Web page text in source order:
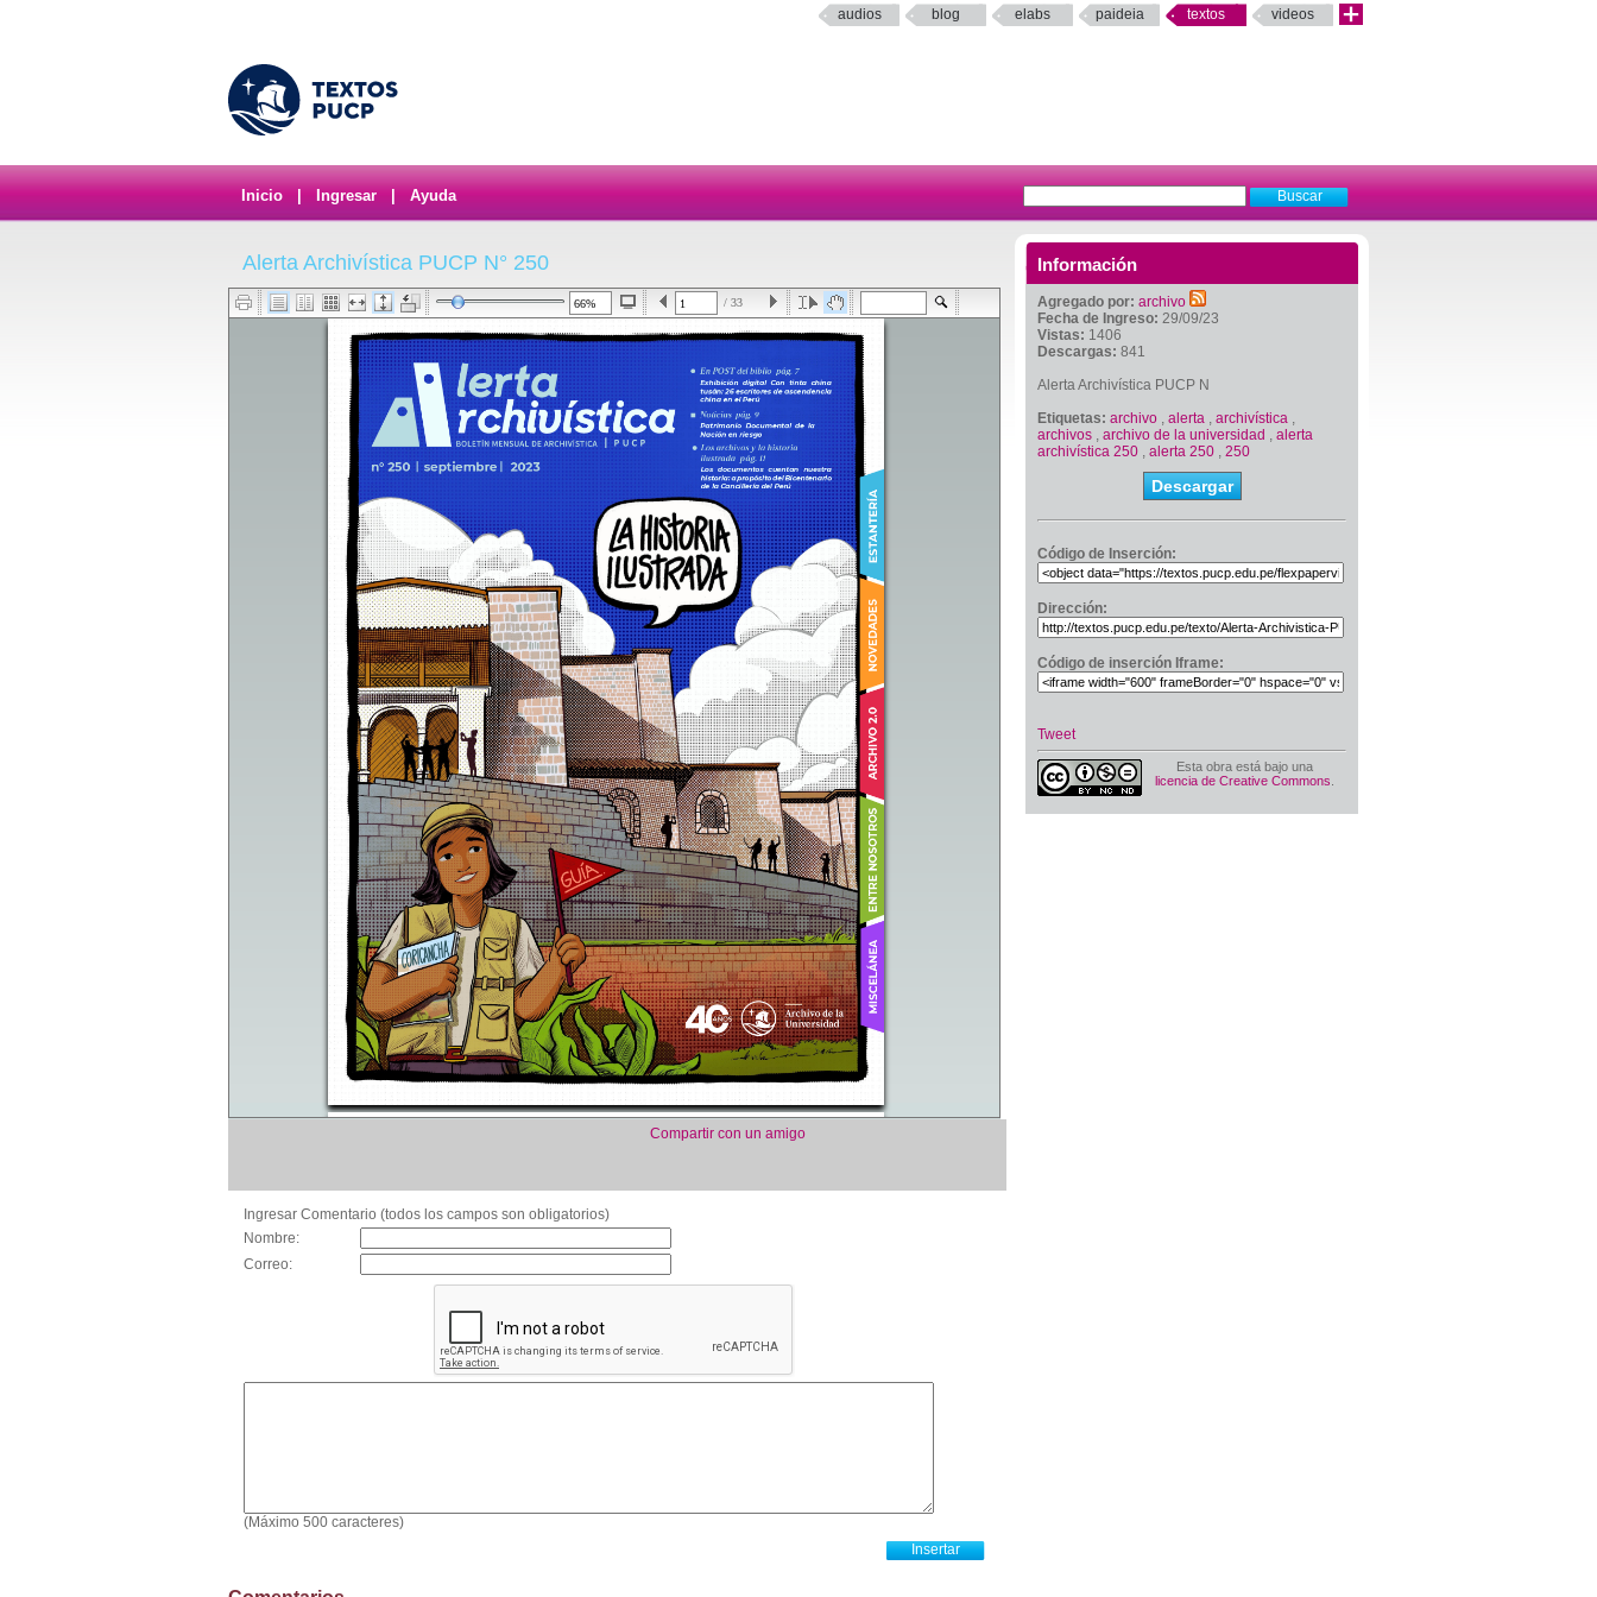
audios blog elabs paideia textos videos
Inicio Ingresar Ayuda
Información
Agregado por: archivo
Fecha de Ingreso: 29/09/23
Vistas: 1406
Descargas: 841
Alerta Archivística PUCP N
Etiquetas: archivo , alerta , archivística ,
archivos , archivo de la universidad , alerta
archivística 250 , alerta 250 , 250
Descargar
Código de Inserción:
Dirección:
Código de inserción Iframe:
Tweet
Esta obra está bajo una
licencia de Creative Commons
Alerta Archivística PUCP N° 250
/ 33
Compartir con un amigo
Ingresar Comentario (todos los campos son obligatorios)
Nombre:
Correo:
(Máximo 500 caracteres)